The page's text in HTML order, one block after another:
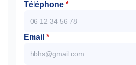
Téléphone *
Email *